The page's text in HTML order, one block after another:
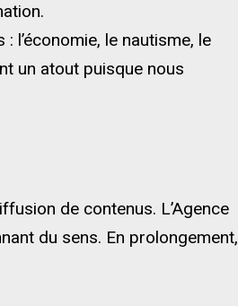
l’économie, le nautisme, le
un atout puisque nous
de contenus. L’Agence
du sens. En prolongement,